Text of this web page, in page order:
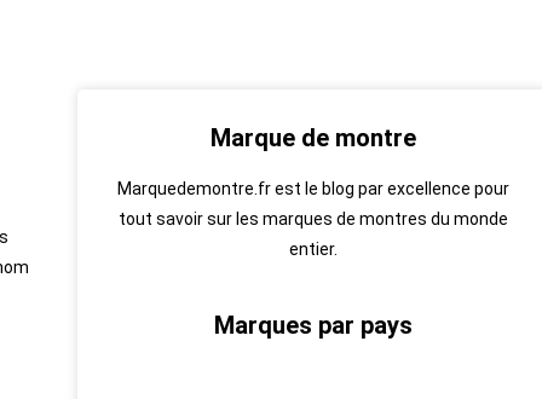
Marque de montre
Marquedemontre.fr est le blog par excellence pour
tout savoir sur les marques de montres du monde
entier.
Marques par pays